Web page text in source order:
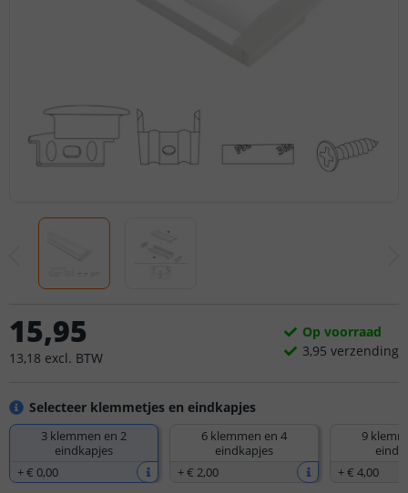
Selecteer klemmetjes en eindkapjes
3 klemmen en 2
eindkapjes
+€ 0,00
6 klemmen en 4
eindkapjes
+€ 2,00
9
+€ 4,00
15,95
13,18 excl. BTW
Op voorraad
3,95 verzending